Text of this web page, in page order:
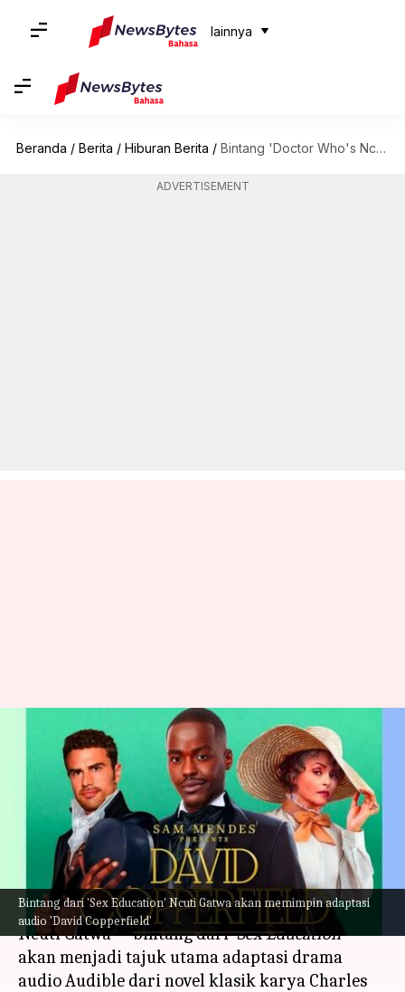
lainnya
Beranda / Berita / Hiburan Berita / Bintang 'Doctor Who's Ncuti Gatwa Didaulat Memerankan Adaptasi Audio 'David Copperfield'
ADVERTISEMENT
Bintang dari 'Sex Education' Ncuti Gatwa akan memimpin adaptasi
audio 'David Copperfield'
Bintang 'Doctor Who's Ncuti
Gatwa Didaulat Memerankan
Adaptasi Audio 'David
Copperfield'
menulis Handoko Aug 18, 2023 12:47 pm
Apa ceritanya
Ncuti Gatwa— bintang dari'Sex Education'—
akan menjadi tajuk utama adaptasi drama
audio Audible dari novel klasik karya Charles